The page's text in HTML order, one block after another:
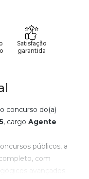
Satisfação
garantida
concurso do(a)
, cargo Agente
públicos, a
com
avançados.